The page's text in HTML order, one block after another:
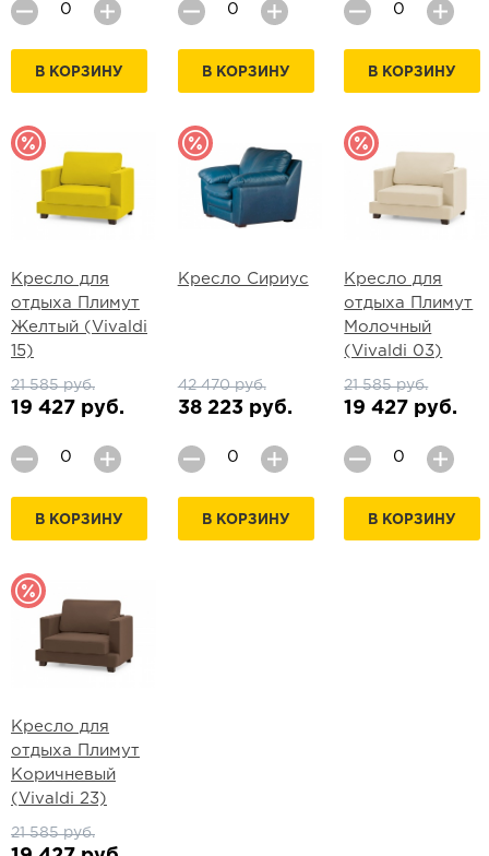
В КОРЗИНУ В КОРЗИНУ В КОРЗИНУ
Кресло для
отдыха Плимут
Желтый (Vivaldi
15)
21 585 руб.
19 427 руб.
В КОРЗИНУ
Кресло Сириус
42 470 руб.
38 223 руб.
В КОРЗИНУ
Кресло для
отдыха Плимут
Молочный
(Vivaldi 03)
21 585 руб.
19 427 руб.
В КОРЗИНУ
Кресло для
отдыха Плимут
Коричневый
(Vivaldi 23)
21 585 руб.